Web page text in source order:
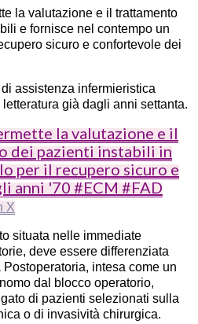
la valutazione e il trattamento
e fornisce nel contempo un
sicuro e confortevole dei
assistenza infermieristica
già dagli anni settanta.
la valutazione e il
dei pazienti instabili in
per il recupero sicuro e
anni '70 #ECM #FAD
X
situata nelle immediate
deve essere differenziata
intesa come un
dal blocco operatorio,
di pazienti selezionati sulla
o di invasività chirurgica.